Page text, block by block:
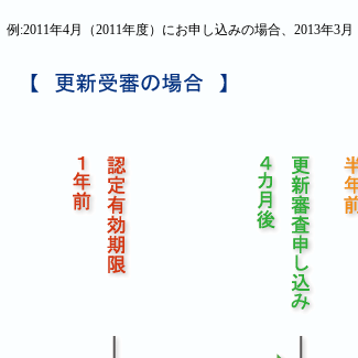
例:2011年4月（2011年度）にお申し込みの場合、2013年3